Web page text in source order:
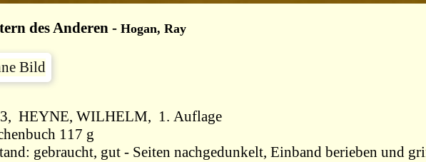
des Anderen- Hogan, Ray
HEYNE, WILHELM, 1. Auflage
117 g
gebraucht, gut - Seiten nachgedunkelt, Einband berieben und